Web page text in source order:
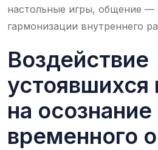
настольные игры, общение —
гармонизации внутреннего
Воздействие
на осознание
временного